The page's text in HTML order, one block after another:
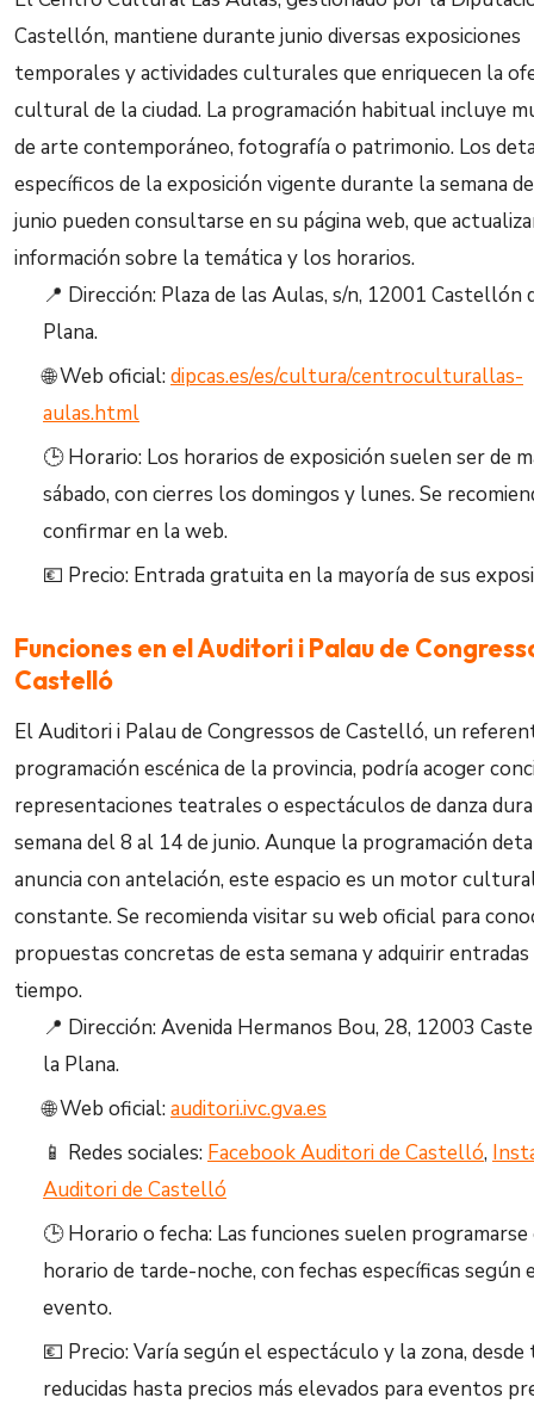
Castellón, mantiene durante junio diversas exposiciones
temporales y actividades culturales que enriquecen la
cultural de la ciudad. La programación habitual incluye
de arte contemporáneo, fotografía o patrimonio. Los
específicos de la exposición vigente durante la semana
junio pueden consultarse en su página web, que
información sobre la temática y los horarios.
📍 Dirección: Plaza de las Aulas, s/n, 12001 Castellón
Plana.
🌐 Web oficial:dipcas.es/es/cultura/centroculturallas-
aulas.html
🕒 Horario: Los horarios de exposición suelen ser de
sábado, con cierres los domingos y lunes. Se
confirmar en la web.
💶 Precio: Entrada gratuita en la mayoría de sus
Funciones en el Auditori i Palau de
Castelló
El Auditori i Palau de Congressos de Castelló, un
programación escénica de la provincia, podría acoger
representaciones teatrales o espectáculos de danza
semana del 8 al 14 de junio. Aunque la programación
anuncia con antelación, este espacio es un motor
constante. Se recomienda visitar su web oficial para
propuestas concretas de esta semana y adquirir
tiempo.
📍 Dirección: Avenida Hermanos Bou, 28, 12003
la Plana.
🌐 Web oficial:auditori.ivc.gva.es
📱 Redes sociales: Facebook Auditori de Castelló,
Auditori de Castelló
🕒 Horario o fecha: Las funciones suelen programarse
horario de tarde-noche, con fechas específicas según
evento.
💶 Precio: Varía según el espectáculo y la zona, desde
reducidas hasta precios más elevados para eventos